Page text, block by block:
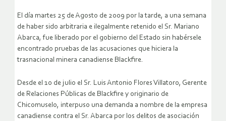
El día martes 25 de Agosto de 2009 por la tarde, a una semana
de haber sido arbitraria e ilegalmente retenido el Sr. Mariano
Abarca, fue liberado por el gobierno del Estado sin habérsele
encontrado pruebas de las acusaciones que hiciera la
trasnacional minera canadiense Blackfire.
Desde el 10 de julio el Sr. Luis Antonio Flores Villatoro, Gerente
de Relaciones Públicas de Blackfire y originario de
Chicomuselo, interpuso una demanda a nombre de la empresa
canadiense contra el Sr. Abarca por los delitos de asociación